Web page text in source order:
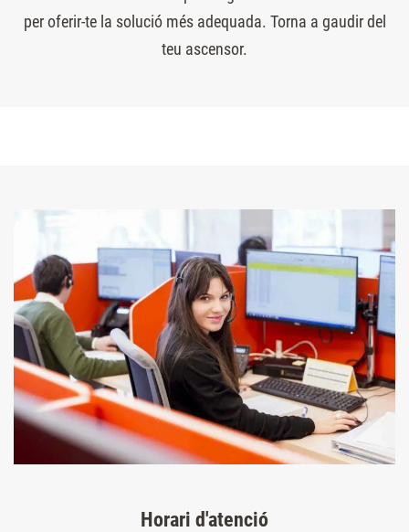
per oferir-te la solució més adequada. Torna a gaudir del
teu ascensor.
Horari d'atenció